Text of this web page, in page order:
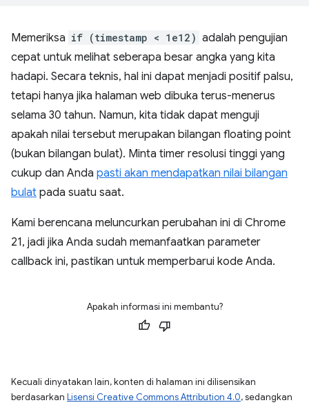
Memeriksa if (timestamp < 1e12) adalah pengujian
cepat untuk melihat seberapa besar angka yang kita
hadapi. Secara teknis, hal ini dapat menjadi positif palsu,
tetapi hanya jika halaman web dibuka terus-menerus
selama 30 tahun. Namun, kita tidak dapat menguji
apakah nilai tersebut merupakan bilangan floating point
(bukan bilangan bulat). Minta timer resolusi tinggi yang
cukup dan Anda pasti akan mendapatkan nilai bilangan
bulat pada suatu saat.
Kami berencana meluncurkan perubahan ini di Chrome
21, jadi jika Anda sudah memanfaatkan parameter
callback ini, pastikan untuk memperbarui kode Anda.
Apakah informasi ini membantu?
Kecuali dinyatakan lain, konten di halaman ini dilisensikan
berdasarkan Lisensi Creative Commons Attribution 4.0, sedangkan